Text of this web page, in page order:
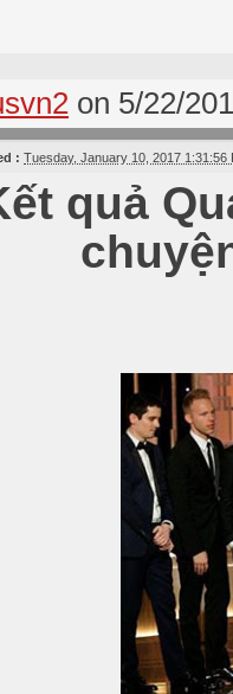
on 5/22/
: Tuesday, January 10, 2017 1:31:56
quả